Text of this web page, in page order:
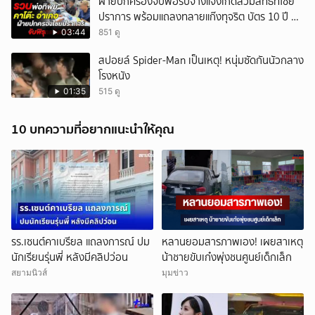
03:44
ปราการ พร้อมแถลงทลายแก๊งทุจริต บัตร 10 ปี ที่
แม่สอด
851 ดู
01:35
สปอยล์ Spider-Man เป็นเหตุ! หนุ่มซัดกันนัวกลาง
โรงหนัง
515 ดู
10 บทความที่อยากแนะนำให้คุณ
รร.เซนต์คาเบรียล แถลงการณ์ ปม
นักเรียนรุ่นพี่ หลังมีคลิปว่อน
สยามนิวส์
หลานยอมสารภาพเอง! เผยสาเหตุ
น้าชายขับเก๋งพุ่งชนศูนย์เด็กเล็ก
มุมข่าว